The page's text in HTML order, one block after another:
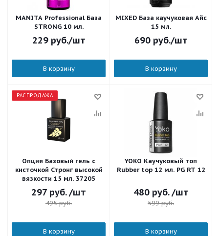
MANITA Professional База
STRONG 10 мл.
229руб./шт
В корзину
MIXED База каучуковая Айс
15 мл.
690руб./шт
В корзину
РАСПРОДАЖА
Опция Базовый гель с
кисточкой Стронг высокой
вязкости 15 мл. 37205
297 руб. /шт
495руб.
В корзину
YOKO Каучуковый топ
Rubber top 12 мл. PG RT 12
480руб. /шт
599руб.
В корзину